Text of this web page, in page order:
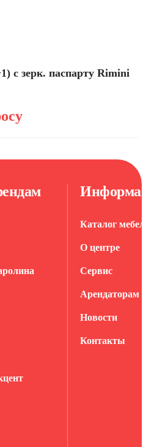
с зерк. паспарту Rimini
Каталог мебели
О центре
Сервис
Арендаторам
Новости
Контакты